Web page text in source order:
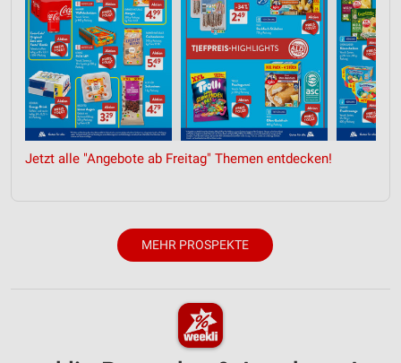
Jetzt alle "Angebote ab Freitag" Themen entdecken!
MEHR PROSPEKTE